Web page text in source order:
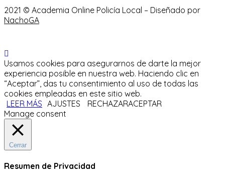
2021 © Academia Online Policía Local – Diseñado por
NachoGA
Usamos cookies para asegurarnos de darte la mejor
experiencia posible en nuestra web. Haciendo clic en
“Aceptar”, das tu consentimiento al uso de todas las
cookies empleadas en este sitio web.
LEER MÁS AJUSTES RECHAZARACEPTAR
Manage consent
Cerrar
Resumen de Privacidad